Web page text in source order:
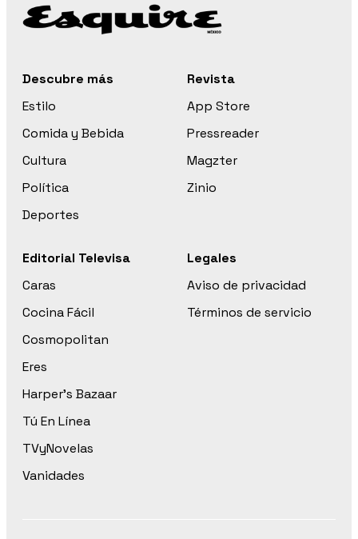
Descubre más
Estilo
Comida y Bebida
Cultura
Política
Deportes
Revista
App Store
Pressreader
Magzter
Zinio
Editorial Televisa
Caras
Cocina Fácil
Cosmopolitan
Eres
Harper’s Bazaar
Tú En Línea
TVyNovelas
Vanidades
Legales
Aviso de privacidad
Términos de servicio